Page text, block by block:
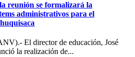
reunión se formalizará la
administrativos para el
El director de educación, José
la realización de...